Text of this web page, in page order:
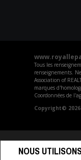
NOUS
Tous les
renseignements.
Association of
marques
Coordonnées de
Copyright©